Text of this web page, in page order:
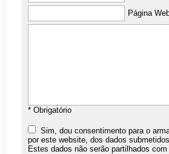
Página
* Obrigatório
Sim, dou consentimento para o
por este website, dos dados
Estes dados não serão partilhados